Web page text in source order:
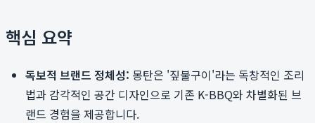
핵심 요약
독보적 브랜드 정체성: 몽탄은 '짚불구이'라는 독창적인 조리
법과 감각적인 공간 디자인으로 기존 K-BBQ와 차별화된 브
랜드 경험을 제공합니다.